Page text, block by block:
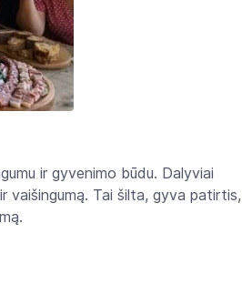
ir gyvenimo būdu. Dalyviai
vaišingumą. Tai šilta, gyva patirtis,